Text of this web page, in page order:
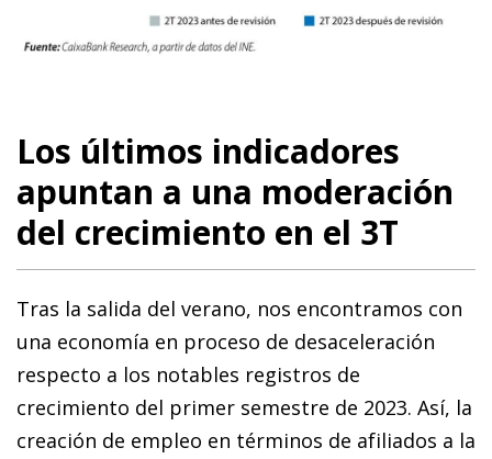
Los últimos indicadores
apuntan a una moderación
del crecimiento en el 3T
Tras la salida del verano, nos encontramos con
una economía en proceso de desaceleración
respecto a los notables registros de
crecimiento del primer semestre de 2023. Así, la
creación de empleo en términos de afiliados a la